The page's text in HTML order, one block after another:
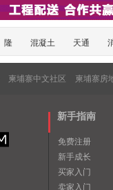
隆 混凝土 天通
柬埔寨中文社区 柬埔寨房
新手指南
免费注册
新手成长
买家入门
卖家入门